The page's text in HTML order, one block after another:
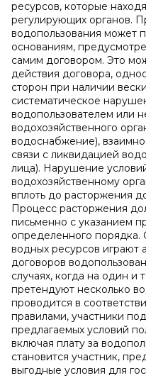
ресурсов, которые
регулирующих органов.
водопользования может
основаниям,
самим договором. Это
действия договора,
сторон при наличии
систематическое
водопользователем или
водохозяйственного
водоснабжение),
связи с ликвидацией
лица). Нарушение
водохозяйственному
вплоть до расторжения
Процесс расторжения
письменно с указанием
определенного
водных ресурсов играют
договоров
случаях, когда на один и
претендуют несколько
проводится в
правилами, участники
предлагаемых условий
включая плату за
становится участник,
выгодные условия для